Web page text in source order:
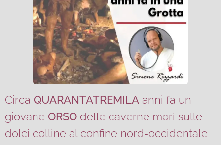
Circa QUARANTATREMILA anni fa un
giovane ORSO delle caverne morì sulle
dolci colline al confine nord-occidentale